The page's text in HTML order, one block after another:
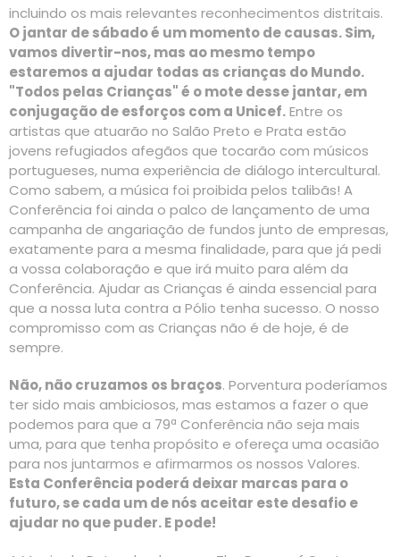
incluindo os mais relevantes reconhecimentos distritais.
O jantar de sábado é um momento de causas. Sim,
vamos divertir-nos, mas ao mesmo tempo
estaremos a ajudar todas as crianças do Mundo.
"Todos pelas Crianças" é o mote desse jantar, em
conjugação de esforços com a Unicef.Entre os
artistas que atuarão no Salão Preto e Prata estão
jovens refugiados afegãos que tocarão com músicos
portugueses, numa experiência de diálogo intercultural.
Como sabem, a música foi proibida pelos talibãs! A
Conferência foi ainda o palco de lançamento de uma
campanha de angariação de fundos junto de empresas,
exatamente para a mesma finalidade, para que já pedi
a vossa colaboração e que irá muito para além da
Conferência. Ajudar as Crianças é ainda essencial para
que a nossa luta contra a Pólio tenha sucesso. O nosso
compromisso com as Crianças não é de hoje, é de
sempre.
Não, não cruzamos os braços. Porventura poderíamos
ter sido mais ambiciosos, mas estamos a fazer o que
podemos para que a 79ª Conferência não seja mais
uma, para que tenha propósito e ofereça uma ocasião
para nos juntarmos e afirmarmos os nossos Valores.
Esta Conferência poderá deixar marcas para o
futuro, se cada um de nós aceitar este desafio e
ajudar no que puder. E pode!